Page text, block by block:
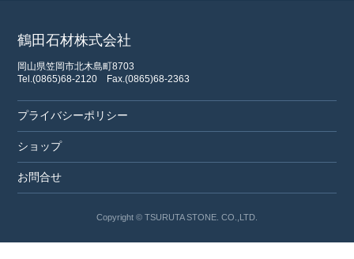
鶴田石材株式会社
岡山県笠岡市北木島町8703
Tel.(0865)68-2120
Fax.(0865)68-2363
プライバシーポリシー
ショップ
お問合せ
Copyright © TSURUTA STONE. CO.,LTD.